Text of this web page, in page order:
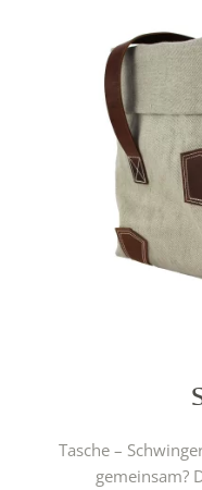
Tasche –
gemeinsam?